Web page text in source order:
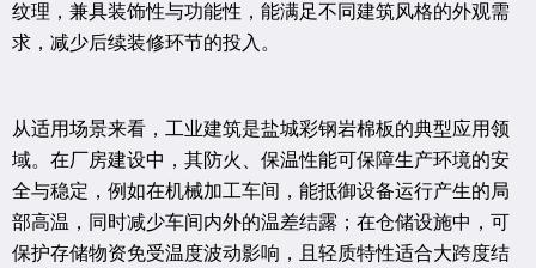
纹理，兼具装饰性与功能性，能满足不同建筑风格的外观需
求，减少后续装修环节的投入。
从适用场景来看，工业建筑是盐城彩钢岩棉板的典型应用领
域。在厂房建设中，其防火、保温性能可保障生产环境的安
全与稳定，例如在机械加工车间，能抵御设备运行产生的局
部高温，同时减少车间内外的温差结露；在仓储设施中，可
保护存储物资免受温度波动影响，且轻质特性适合大跨度结